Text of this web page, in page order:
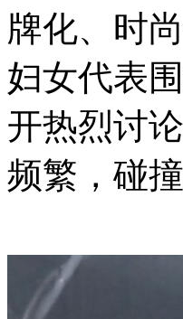
牌化、时
妇女代表
开热烈讨
频繁，碰